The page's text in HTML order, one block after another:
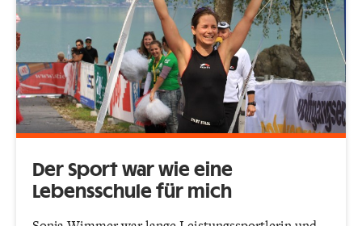
Der Sport war wie eine
Lebensschule für mich